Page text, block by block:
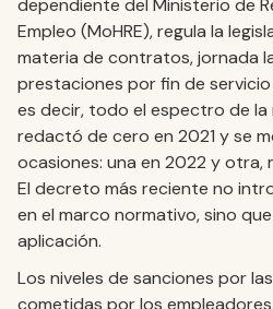
Empleo (MoHRE), regula la
materia de contratos, jornada
prestaciones por fin de
es decir, todo el espectro de la
redactó de cero en 2021 y se
ocasiones: una en 2022 y otra,
El decreto más reciente no
en el marco normativo, sino
aplicación.
Los niveles de sanciones por
cometidas por los